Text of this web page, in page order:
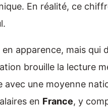
En réalité, ce
apparence, mais qui
brouille la lecture
une moyenne
en France, y